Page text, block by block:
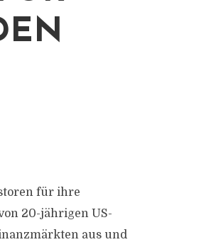
für ihre
20-jährigen US-
aus und